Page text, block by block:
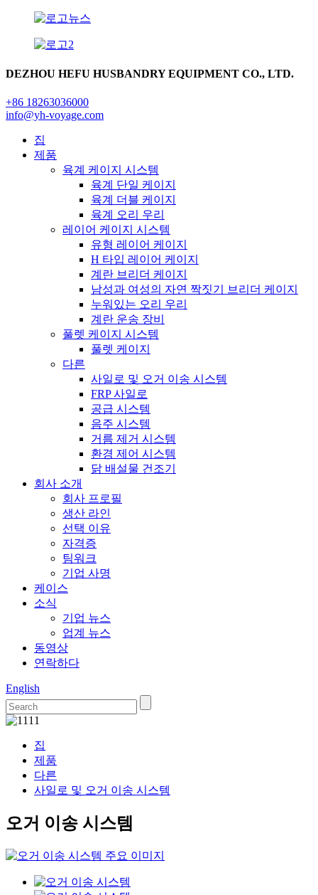
DEZHOU HEFU HUSBANDRY EQUIPMENT CO., LTD.
+86 18263036000
info@yh-voyage.com
집
제품
육계 케이지 시스템
육계 단일 케이지
육계 더블 케이지
육계 오리 우리
레이어 케이지 시스템
유형 레이어 케이지
H 타입 레이어 케이지
계란 브리더 케이지
남성과 여성의 자연 짝짓기 브리더 케이지
누워있는 오리 우리
계란 운송 장비
풀렛 케이지 시스템
풀렛 케이지
다른
사일로 및 오거 이송 시스템
FRP 사일로
공급 시스템
음주 시스템
거름 제거 시스템
환경 제어 시스템
닭 배설물 건조기
회사 소개
회사 프로필
생산 라인
선택 이유
자격증
팀워크
기업 사명
케이스
소식
기업 뉴스
업계 뉴스
동영상
연락하다
English
집
제품
다른
사일로 및 오거 이송 시스템
오거 이송 시스템